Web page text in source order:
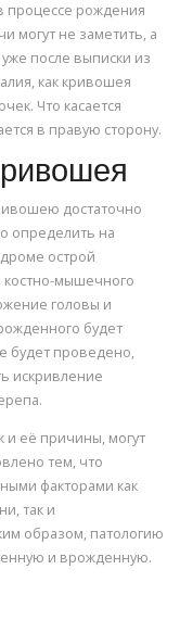
процессе рождения
могут не заметить, а
после выписки из
как кривошея
Что касается
в правую сторону.
достаточно
определить на
острой
мышечного
головы и
будет
будет проведено,
искривление
и её причины, могут
тем, что
факторами как
так и
образом, патологию
и врожденную.